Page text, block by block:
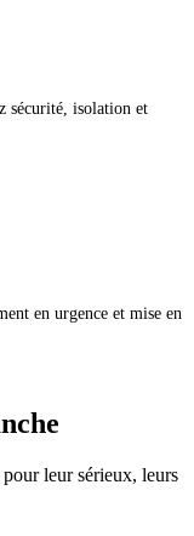
sécurité, isolation et
en urgence et mise en
leur sérieux, leurs